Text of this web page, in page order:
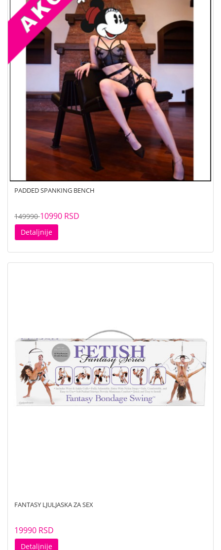
PADDED SPANKING BENCH
14999010990 RSD
Detaljnije
FANTASY LJULJASKA ZA SEX
19990 RSD
Detaljnije